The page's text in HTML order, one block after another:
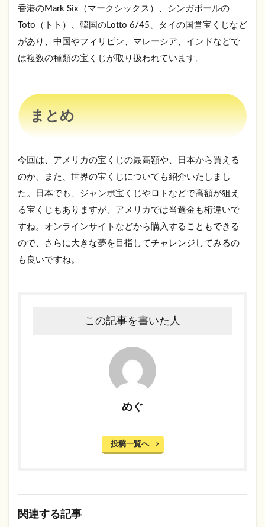
香港のMark Six（マークシックス）、シンガポールの
Toto（トト）、韓国のLotto 6/45、タイの国営宝くじなど
があり、中国やフィリピン、マレーシア、インドなどで
は複数の種類の宝くじが取り扱われています。
まとめ
今回は、アメリカの宝くじの最高額や、日本から買える
のか、また、世界の宝くじについても紹介いたしまし
た。日本でも、ジャンボ宝くじやロトなどで高額が狙え
る宝くじもありますが、アメリカでは当選金も桁違いで
すね。オンラインサイトなどから購入することもできる
ので、さらに大きな夢を目指してチャレンジしてみるの
も良いですね。
この記事を書いた人
めぐ
投稿一覧へ
関連する記事